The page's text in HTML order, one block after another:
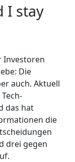
I stay
Investoren
Die
auch. Aktuell
das hat
die
drei gegen